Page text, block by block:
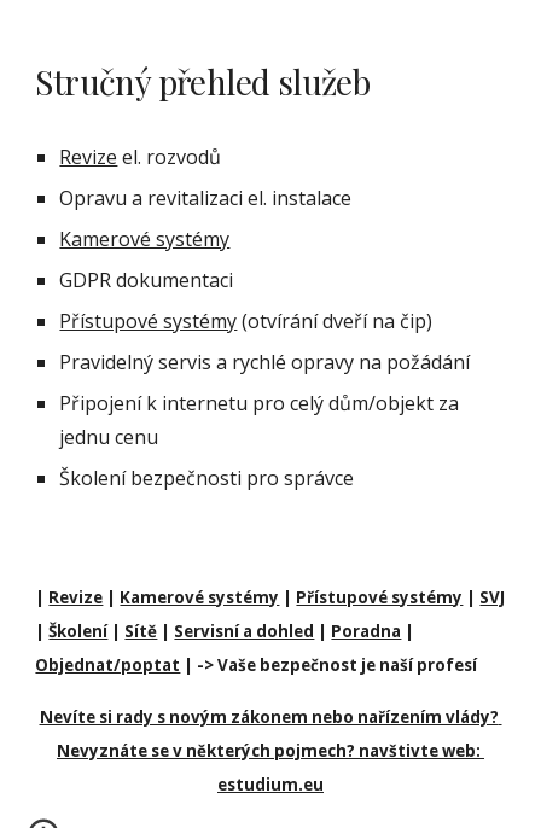
Stručný přehled služeb
Revize el. rozvodů
Opravu a revitalizaci el. instalace
Kamerové systémy
GDPR dokumentaci
Přístupové systémy (otvírání dveří na čip)
Pravidelný servis a rychlé opravy na požádání
Připojení k internetu pro celý dům/objekt za
jednu cenu
Školení bezpečnosti pro správce
| Revize | Kamerové systémy | Přístupové systémy | SVJ
| Školení | Sítě | Servisní a dohled | Poradna
Objednat/poptat | -> Vaše bezpečnost je naší profesí
Nevíte si rady s novým zákonem nebo nařízením vlády?
Nevyznáte se v některých pojmech? navštivte web:
estudium.eu